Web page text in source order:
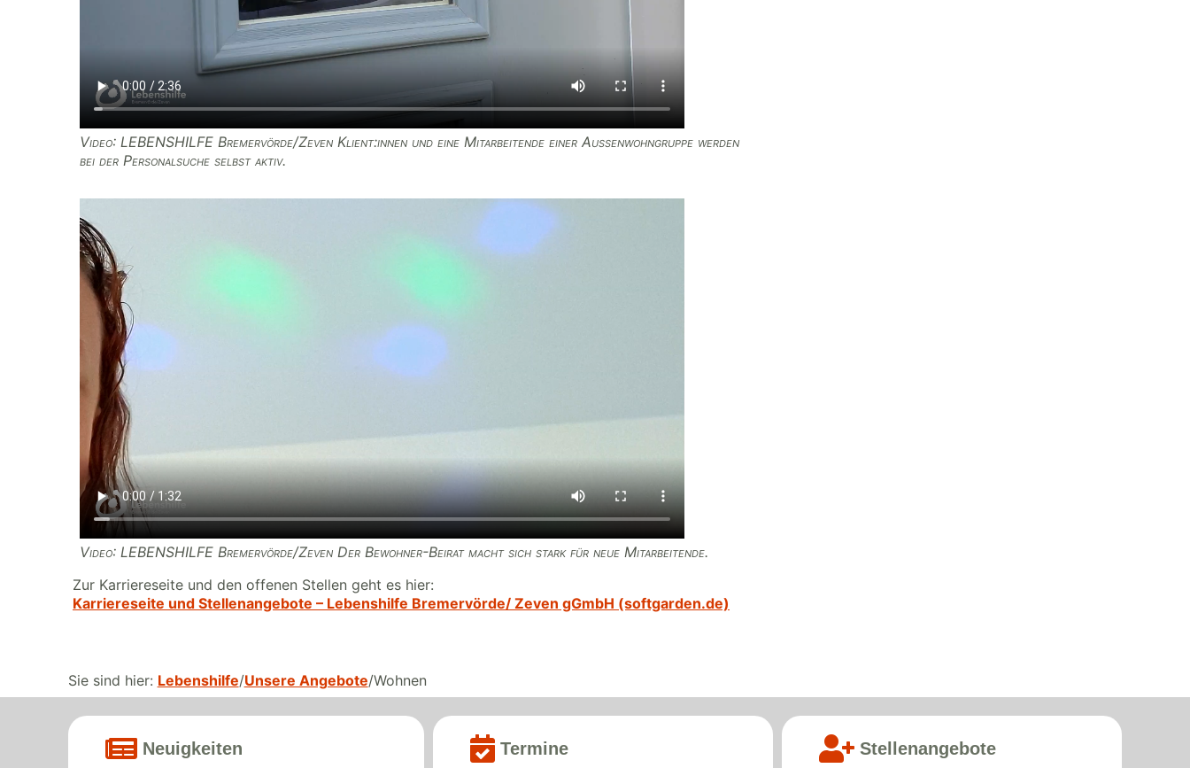
Video: LEBENSHILFE Bremervörde/Zeven Klient:innen und eine Mitarbeitende einer Außenwohngruppe werden
bei der Personalsuche selbst aktiv.
Video: LEBENSHILFE Bremervörde/Zeven Der Bewohner-Beirat macht sich stark für neue Mitarbeitende.
Zur Karriereseite und den offenen Stellen geht es hier:
Karriereseite und Stellenangebote – Lebenshilfe Bremervörde/ Zeven gGmbH (softgarden.de)
Sie sind hier: Lebenshilfe Unsere Angebote Wohnen
Neuigkeiten Termine Stellenangebote­­